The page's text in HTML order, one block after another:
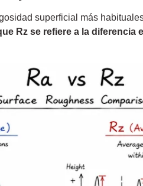
superficial más
Rz se refiere a la